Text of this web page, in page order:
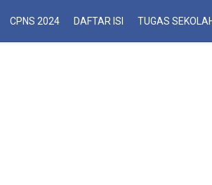
CPNS 2024 DAFTAR ISI TUGAS